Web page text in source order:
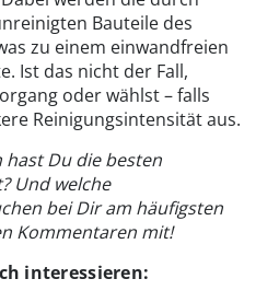
Bauteile des
zu einem einwandfreien
Ist das nicht der Fall,
oder wählst – falls
Reinigungsintensität aus.
Du die besten
Und welche
bei Dir am häufigsten
Kommentaren mit!
interessieren: